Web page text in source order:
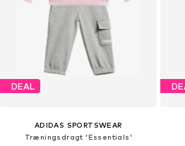
DEAL
ADIDAS SPORTSWEAR
Træningsdragt 'Essentials'